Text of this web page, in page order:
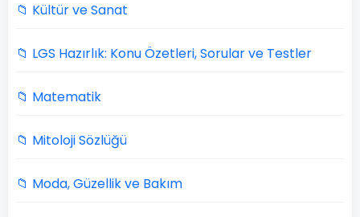
📁 Kültür ve Sanat
📁 LGS Hazırlık: Konu Özetleri, Sorular ve Testler
📁 Matematik
📁 Mitoloji Sözlüğü
📁 Moda, Güzellik ve Bakım